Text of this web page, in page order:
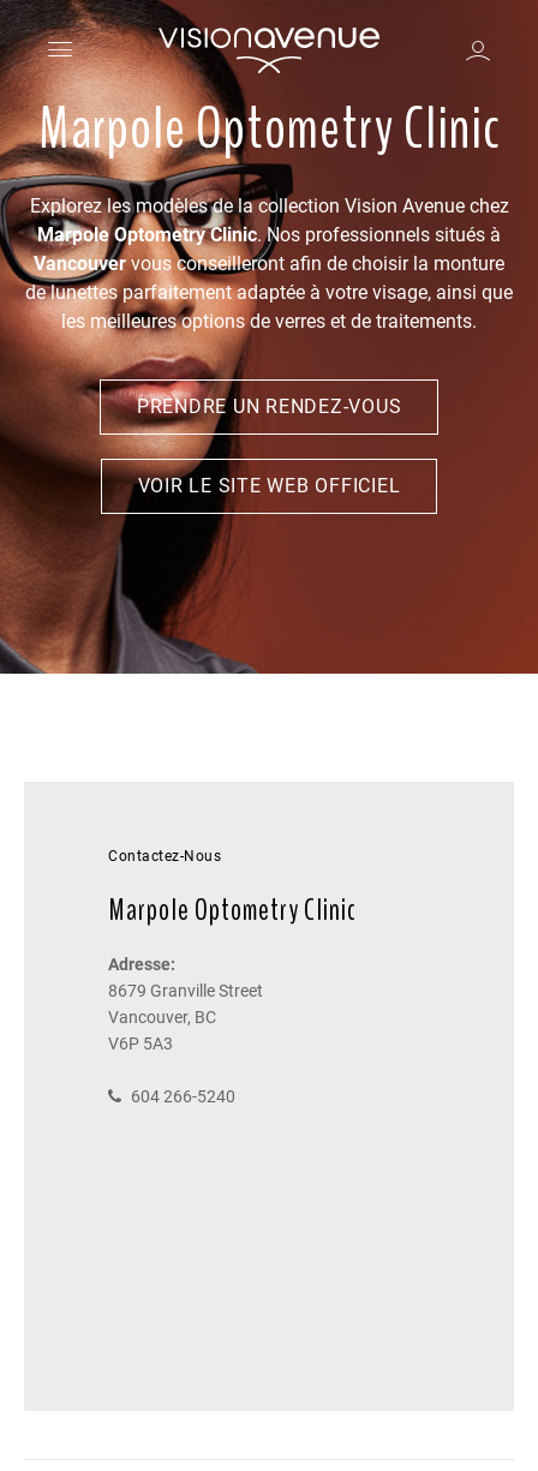
Marpole Optometry Clinic
Explorez les modèles de la collection Vision Avenue chez
Marpole Optometry Clinic. Nos professionnels situés à
Vancouvervous conseilleront afin de choisir la monture
de lunettes parfaitement adaptée à votre visage, ainsi que
les meilleures options de verres et de traitements.
PRENDRE UN RENDEZ-VOUS
VOIR LE SITE WEB OFFICIEL
Contactez-Nous
Marpole Optometry Clinic
Adresse:
8679 Granville Street
Vancouver, BC
V6P 5A3
604 266-5240